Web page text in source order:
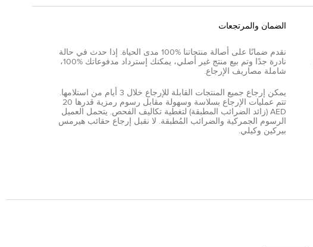
الضمان والمرتجعات
نقدم ضمانًا على أصالة منتجاتنا %100 مدى الحياة. إذا حدث في حالة
نادرة جدًا وتم بيع منتج غير أصلي، يمكنك إسترداد مدفوعاتك %100،
شاملة مصاريف الإرجاع.
يمكن إرجاع جميع المنتجات القابلة للإرجاع خلال 3 أيام من استلامها.
تتم عمليات الإرجاع بسلاسة وسهولة مقابل رسوم رمزية قدرها 20
AED (زائد الضرائب المطبقة) لتغطية تكاليف الفحص. يتحمل العميل
الرسوم الجمركية والضرائب المُطبقة. لا نقبل إرجاع حقائب هيرمس
بيركين وكيلي.